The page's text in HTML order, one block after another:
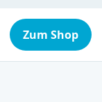
Zum Shop